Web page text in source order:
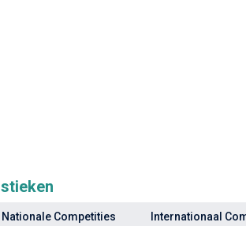
Nationale Competities Internationaal